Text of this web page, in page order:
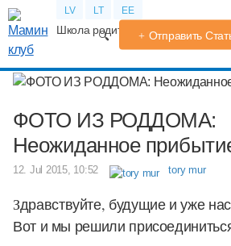
LV LT EE
Школа родителей Календарь
Отправить
ФОТО ИЗ РОДДОМА:
Неожиданное
12. Jul 2015, 10:52 tory mur
Здравствуйте, будущие и уже
Вот и мы решили